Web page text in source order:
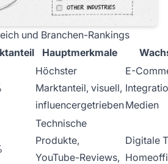
und Branchen-Rankings
Hauptmerkmale
Höchster
Marktanteil, visuell,
influencergetrieben
E-
Medien
Technische
Produkte,
YouTube-Reviews,
Digitale